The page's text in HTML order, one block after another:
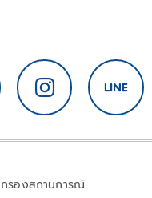
กรองสถานการณ์